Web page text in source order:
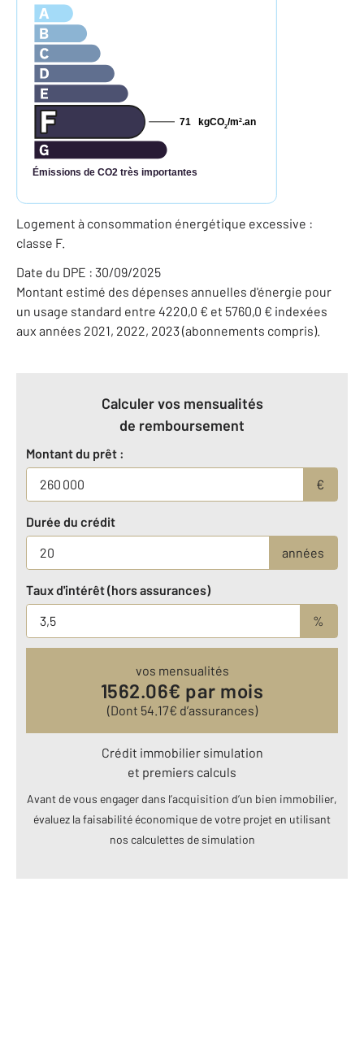
Émissions de CO2 très importantes
kgCO2/m2.an
71
Logement à consommation énergétique excessive :
classe F.
Date du DPE : 30/09/2025
Montant estimé des dépenses annuelles d'énergie pour
un usage standard entre 4220,0 € et 5760,0 € indexées
aux années 2021, 2022, 2023 (abonnements compris).
Calculer vos mensualités
de remboursement
Montant du prêt :
€
Durée du crédit
années
Taux d'intérêt (hors assurances)
%
vos mensualités
1562.06€ par mois
(Dont 54.17€ d’assurances)
Crédit immobilier simulation
et premiers calculs
Avant de vous engager dans l’acquisition d’un bien immobilier,
évaluez la faisabilité économique de votre projet en utilisant
nos calculettes de simulation